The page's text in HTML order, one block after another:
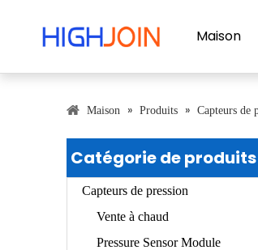
Maison
Maison » Produits » Capteurs de
Catégorie de produits
Capteurs de pression
Vente à chaud
Pressure Sensor Module